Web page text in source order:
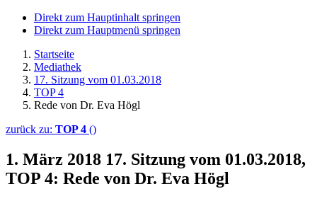
Direkt zum Hauptinhalt springen
Direkt zum Hauptmenü springen
Startseite
Mediathek
17. Sitzung vom 01.03.2018
TOP 4
Rede von Dr. Eva Högl
zurück zu: TOP 4 ()
1. März 2018 17. Sitzung vom 01.03.2018,
TOP 4: Rede von Dr. Eva Högl